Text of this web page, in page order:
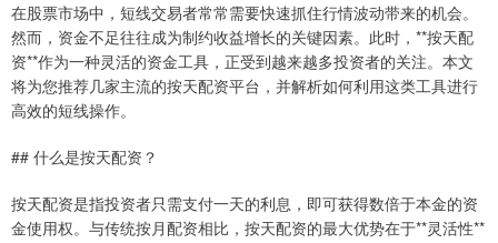
在股票市场中，短线交易者常常需要快速抓住行情波动带来的机会。
然而，资金不足往往成为制约收益增长的关键因素。此时，**按天配
资**作为一种灵活的资金工具，正受到越来越多投资者的关注。本文
将为您推荐几家主流的按天配资平台，并解析如何利用这类工具进行
高效的短线操作。
## 什么是按天配资？
按天配资是指投资者只需支付一天的利息，即可获得数倍于本金的资
金使用权。与传统按月配资相比，按天配资的最大优势在于**灵活性**